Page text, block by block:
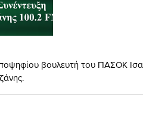
βουλευτή του ΠΑΣΟΚ